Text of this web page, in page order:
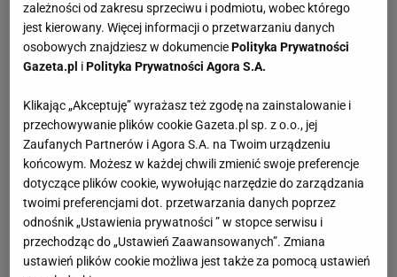
zależności od zakresu sprzeciwu i podmiotu, wobec którego
jest kierowany. Więcej informacji o przetwarzaniu danych
osobowych znajdziesz w dokumenciePolityka Prywatności
Gazeta.pl iPolityka Prywatności Agora S.A.
Klikając „Akceptuję” wyrażasz też zgodę na zainstalowanie i
przechowywanie plików cookie Gazeta.pl sp. z o.o., jej
Zaufanych Partnerów i Agora S.A. na Twoim urządzeniu
końcowym. Możesz w każdej chwili zmienić swoje preferencje
dotyczące plików cookie, wywołując narzędzie do zarządzania
twoimi preferencjami dot. przetwarzania danych poprzez
odnośnik „Ustawienia prywatności ” w stopce serwisu i
przechodząc do „Ustawień Zaawansowanych”. Zmiana
ustawień plików cookie możliwa jest także za pomocą ustawień